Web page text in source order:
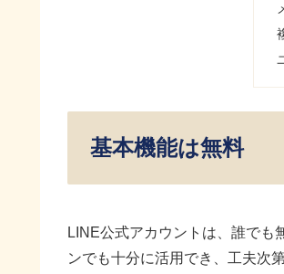
基本機能は無料
LINE公式アカウントは、誰でも
ンでも十分に活用でき、工夫次